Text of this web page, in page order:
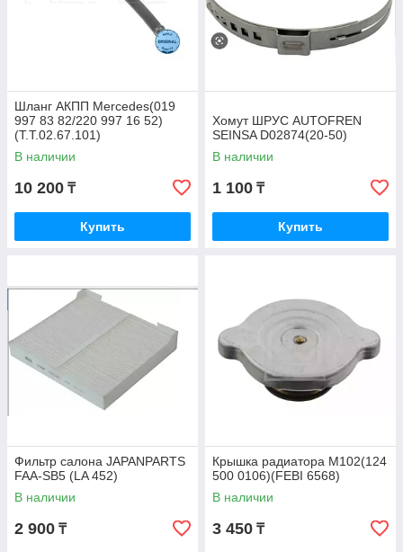
Шланг АКПП Mercedes(019
997 83 82/220 997 16 52)
(T.T.02.67.101)
В наличии
10 200 ₸
Купить
Хомут ШРУС AUTOFREN
SEINSA D02874(20-50)
В наличии
1 100 ₸
Купить
Фильтр салона JAPANPARTS
FAA-SB5 (LA 452)
В наличии
2 900 ₸
Крышка радиатора M102(124
500 0106)(FEBI 6568)
В наличии
3 450 ₸